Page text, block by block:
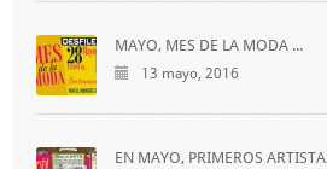
MAYO, MES DE LA MODA ...
13 mayo, 2016
EN MAYO, PRIMEROS